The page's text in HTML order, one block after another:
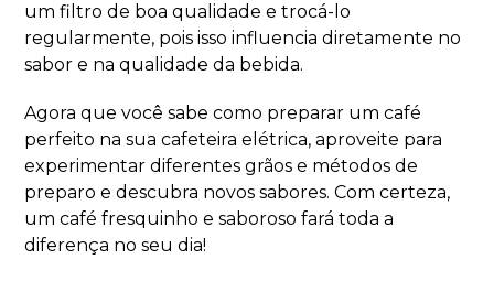
um filtro de boa qualidade e trocá-lo
regularmente, pois isso influencia diretamente no
sabor e na qualidade da bebida.
Agora que você sabe como preparar um café
perfeito na sua cafeteira elétrica, aproveite para
experimentar diferentes grãos e métodos de
preparo e descubra novos sabores. Com certeza,
um café fresquinho e saboroso fará toda a
diferença no seu dia!